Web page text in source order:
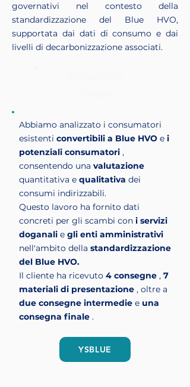
governativi nel contesto della
standardizzazione del Blue HVO,
supportata dai dati di consumo e dai
livelli di decarbonizzazione associati.
Abbiamo analizzato i consumatori
esistenti convertibili a Blue HVO e i
potenziali consumatori ,
consentendo una valutazione
quantitativa e qualitativa dei
consumi indirizzabili.
Questo lavoro ha fornito dati
concreti per gli scambi con i servizi
doganali e gli enti amministrativi
nell'ambito della standardizzazione
del Blue HVO.
Il cliente ha ricevuto 4 consegne , 7
materiali di presentazione , oltre a
due consegne intermedie e una
consegna finale .
YSBLUE